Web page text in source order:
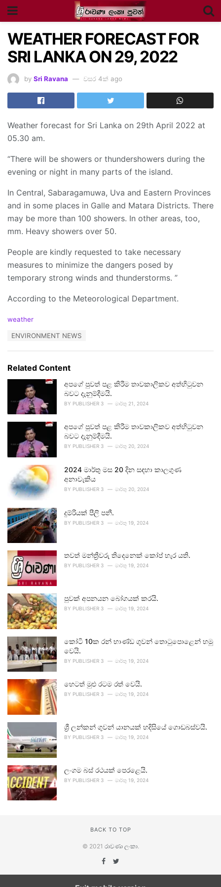
WEATHER FORECAST FOR
SRI LANKA ON 29, 2022
by Sri Ravana වසර 4ක් ago
Weather forecast for Sri Lanka on 29th April 2022 at
05.30 am.
“There will be showers or thundershowers during the
evening or night in many parts of the island.
In Central, Sabaragamuwa, Uva and Eastern Provinces
and in some places in Galle and Matara Districts. There
may be more than 100 showers. In other areas, too,
mm. Heavy showers over 50.
People are kindly requested to take necessary
measures to minimize the dangers posed by
temporary strong winds and thunderstorms. ”
According to the Meteorological Department.
C
o
r
i
weather
:
ENVIRONMENT NEWS
Related Content
අපගේ පුවත් පළ කිරීම තාවකාලිකව අත්හිටුවන
බවට දැනුම්දීමයි.
BY PUBLISHER 3 මාර්තු 21, 2024
අපගේ පුවත් පළ කිරීම තාවකාලිකව අත්හිටුවන
බවට දැනුම්දීමයි.
BY PUBLISHER 3 මාර්තු 20, 2024
2024 මාර්තු මස 20 දින සඳහා කාලගුණ
අනාවැකිය
BY PUBLISHER 3 මාර්තු 20, 2024
දුම්රියක් පීලි පනී.
BY PUBLISHER 3 මාර්තු 19, 2024
තවත් මන්ත්‍රීවරු තිදෙනෙක් කෝප් හැර යති.
BY PUBLISHER 3 මාර්තු 19, 2024
පුවක් අපනයන බෝගයක් කරයි.
BY PUBLISHER 3 මාර්තු 19, 2024
කෝටි 10ක රන් භාණ්ඩ ගුවන් තොටුපොළෙන් හමු
වෙයි.
BY PUBLISHER 3 මාර්තු 19, 2024
හෙටත් මුළු රටම රත් වෙයි.
BY PUBLISHER 3 මාර්තු 19, 2024
ශ්‍රී ලන්කන් ගුවන් යානයක් හදිසියේ ගොඩබස්වයි.
BY PUBLISHER 3 මාර්තු 19, 2024
ලංගම බස් රථයක් පෙරළෙයි.
BY PUBLISHER 3 මාර්තු 19, 2024
BACK TO TOP
© 2021 රාවණා ලංකා.